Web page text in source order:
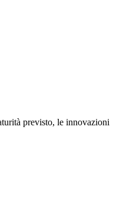
previsto, le innovazioni